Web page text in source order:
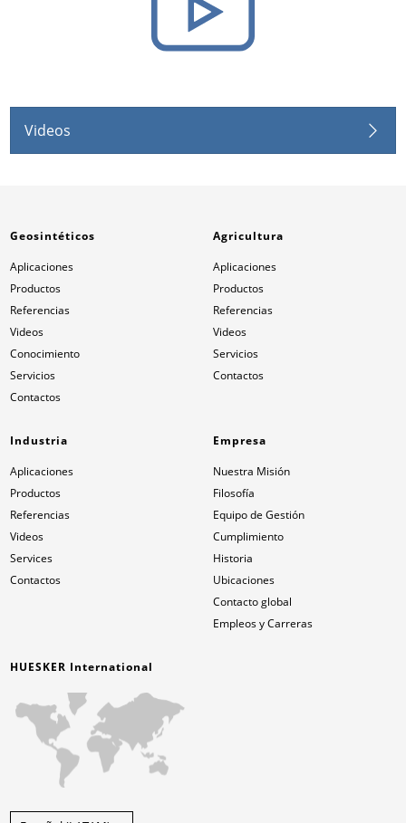
Videos
HUESKER International
Geosintéticos
Aplicaciones
Productos
Referencias
Videos
Conocimiento
Servicios
Contactos
Agricultura
Aplicaciones
Productos
Referencias
Videos
Servicios
Contactos
Industria
Aplicaciones
Productos
Referencias
Videos
Services
Contactos
Empresa
Nuestra Misión
Filosofía
Equipo de Gestión
Cumplimiento
Historia
Ubicaciones
Contacto global
Empleos y Carreras